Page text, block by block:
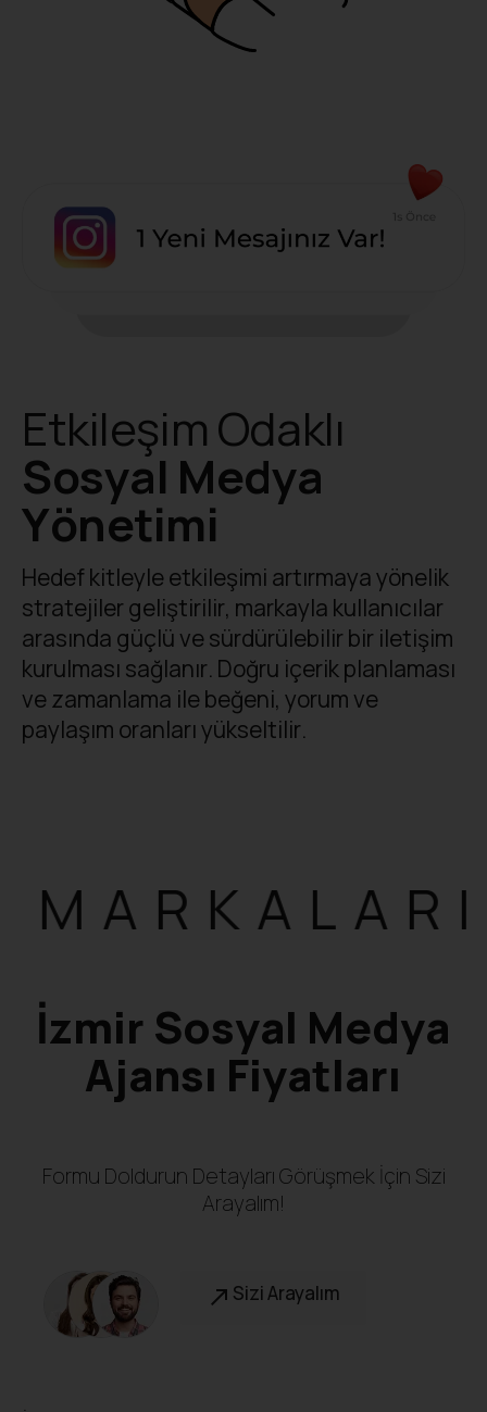
Etkileşim Odaklı
Sosyal Medya
Yönetimi
Hedef kitleyle etkileşimi artırmaya yönelik
stratejiler geliştirilir, markayla kullanıcılar
arasında güçlü ve sürdürülebilir bir iletişim
kurulması sağlanır. Doğru içerik planlaması
ve zamanlama ile beğeni, yorum ve
paylaşım oranları yükseltilir.
İzmir Sosyal Medya
Ajansı Fiyatları
Formu Doldurun Detayları Görüşmek İçin Sizi
Arayalım!
Sizi Arayalım